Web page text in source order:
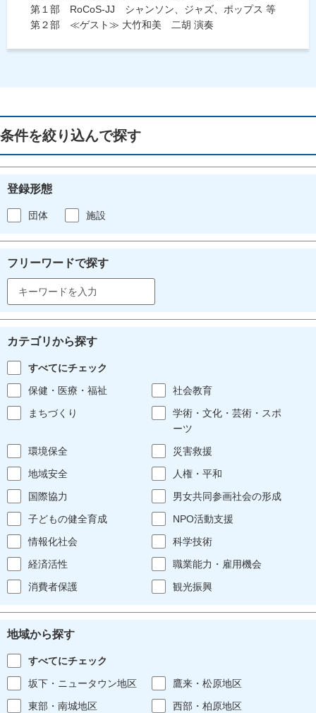
第１部 RoCoS-JJ シャンソン、ジャズ、ポップス 等
第２部 ≪ゲスト≫ 大竹和美 二胡 演奏
条件を絞り込んで探す
登録形態
団体 施設
フリーワードで探す
カテゴリから探す
すべてにチェック
保健・医療・福祉
社会教育
まちづくり
学術・文化・芸術・スポ
ーツ
環境保全
災害救援
地域安全
人権・平和
国際協力
男女共同参画社会の形成
子どもの健全育成
NPO活動支援
情報化社会
科学技術
経済活性
職業能力・雇用機会
消費者保護
観光振興
地域から探す
すべてにチェック
坂下・ニュータウン地区
鷹来・松原地区
東部・南城地区
西部・柏原地区